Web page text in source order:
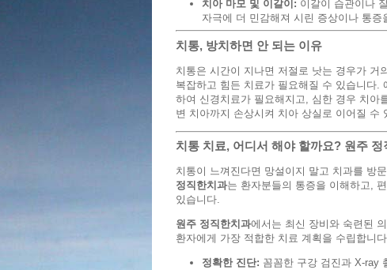
치아 마모 및 이갈이: 이갈이 습관이나
자극에 더 민감해져 시린 증상이나 통증
치통, 방치하면 안 되는 이유
치통은 시간이 지나면 저절로 낫는 경우가 거
복잡하고 힘든 치료가 필요해질 수 있습니다.
하여 신경치료가 필요해지고, 심한 경우 치아
변 치아까지 손상시켜 치아 상실로 이어질 수
치통 치료, 어디서 해야 할까요? 원주 정
치통이 느껴진다면 망설이지 말고 치과를 방
정직한치과는 환자분들의 통증을 이해하고,
있습니다.
원주 정직한치과에서는 최신 장비와 숙련된
환자에게 가장 적합한 치료 계획을 수립합니
정확한 진단: 꼼꼼한 구강 검진과 X-ray